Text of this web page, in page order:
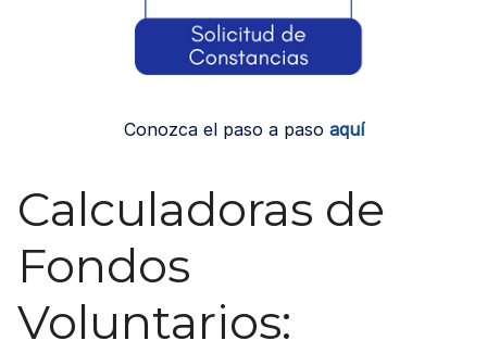
Conozca el paso a paso aquí
Calculadoras de
Fondos
Voluntarios: